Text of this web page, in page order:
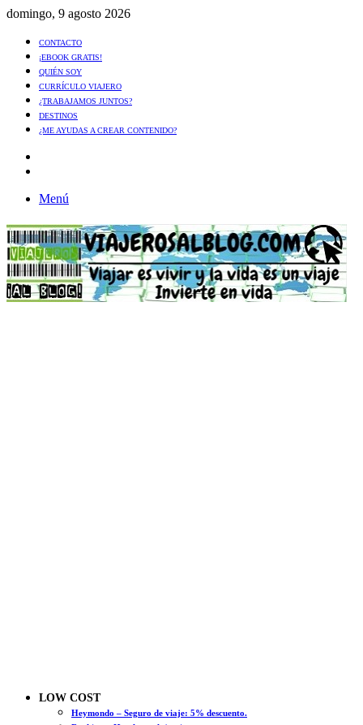
domingo, 9 agosto 2026
CONTACTO
¡EBOOK GRATIS!
QUIÉN SOY
CURRÍCULO VIAJERO
¿TRABAJAMOS JUNTOS?
DESTINOS
¿ME AYUDAS A CREAR CONTENIDO?
Menú
LOW COST
Heymondo – Seguro de viaje: 5% descuento.